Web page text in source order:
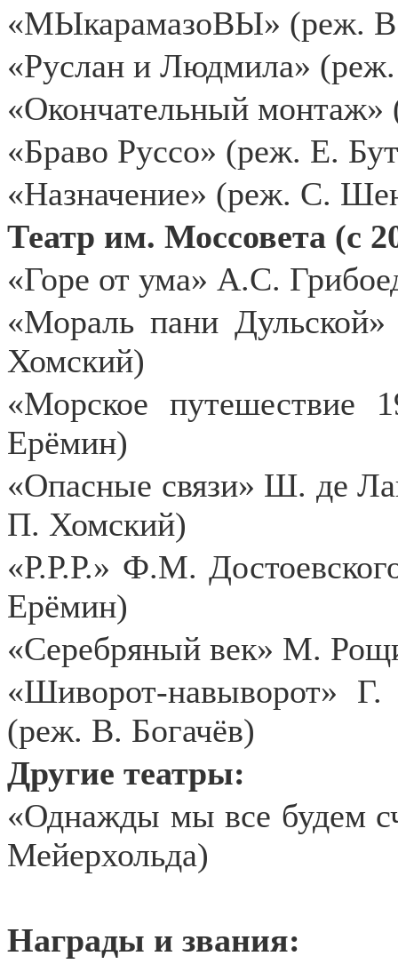
«МЫкарамазоВЫ» (реж.
«Руслан и Людмила»
«Окончательный
«Браво Руссо» (реж. Е.
«Назначение» (реж. С.
Театр им. Моссовета (с
«Горе от ума» А.С.
«Мораль пани
Хомский)
«Морское
Ерёмин)
«Опасные связи» Ш. де
П. Хомский)
«Р.Р.Р.» Ф.М.
Ерёмин)
«Серебряный век» М.
«Шиворот-навыворот»
(реж. В. Богачёв)
Другие театры:
«Однажды мы все будем
Мейерхольда)
Награды и звания: